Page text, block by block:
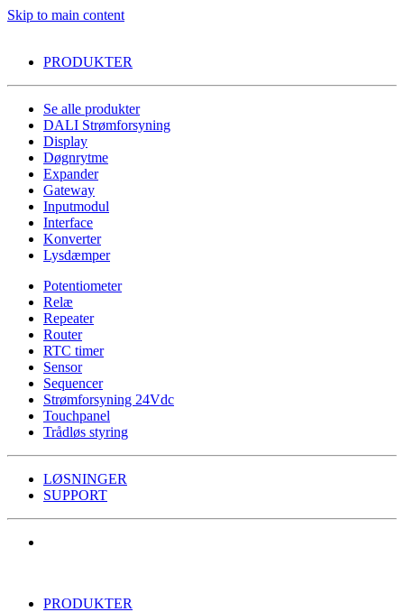
Skip to main content
PRODUKTER
Se alle produkter
DALI Strømforsyning
Display
Døgnrytme
Expander
Gateway
Inputmodul
Interface
Konverter
Lysdæmper
Potentiometer
Relæ
Repeater
Router
RTC timer
Sensor
Sequencer
Strømforsyning 24Vdc
Touchpanel
Trådløs styring
LØSNINGER
SUPPORT
PRODUKTER